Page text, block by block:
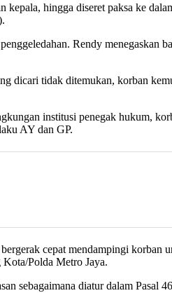
hingga diseret paksa ke
Rendy menegaskan
dicari tidak ditemukan, korban
institusi penegak hukum,
AY dan GP.
cepat mendampingi korban
Polda Metro Jaya.
sebagaimana diatur dalam